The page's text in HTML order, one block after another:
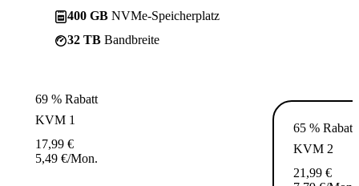
400 GB NVMe-Speicherplatz
32 TB Bandbreite
69 % Rabatt
KVM 1
17,99 €
5,49 €/Mon.
65 % Rabatt
KVM 2
21,99 €